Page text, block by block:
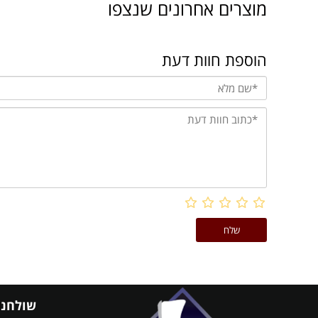
מוצרים אחרונים שנצפו
הוספת חוות דעת